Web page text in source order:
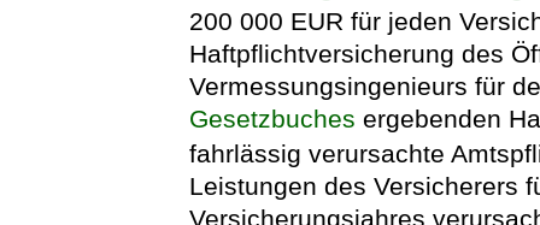
200 000 EUR für jeden
Haftpflichtversicherung des
Vermessungsingenieurs für
Gesetzbuches ergebenden
fahrlässig verursachte
Leistungen des Versicherers
Versicherungsjahres